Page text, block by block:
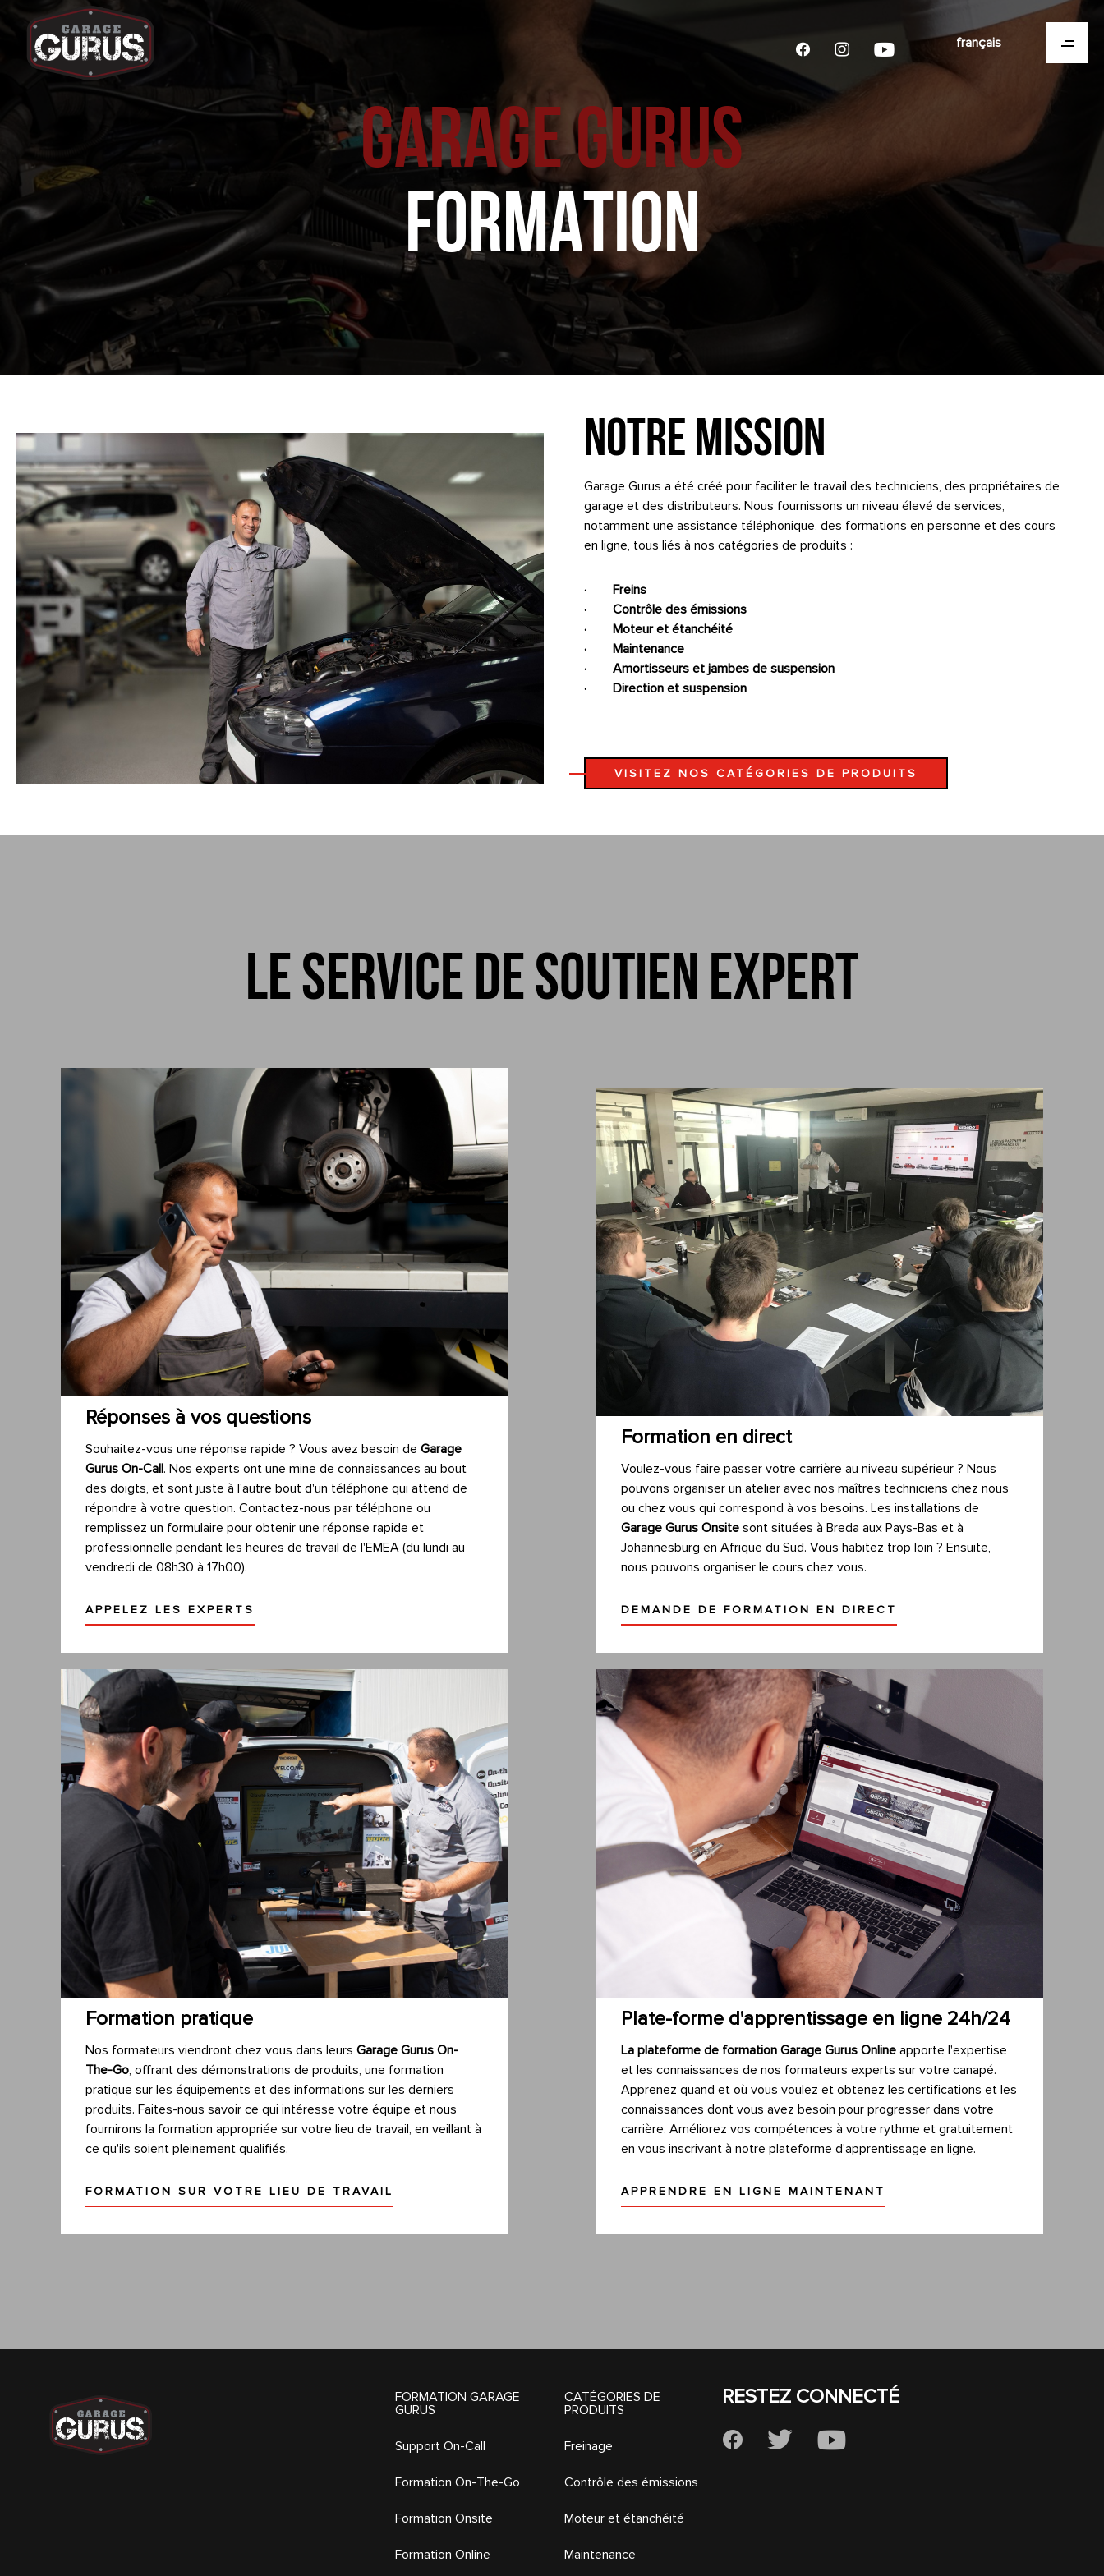
français
GARAGE GURUS
FORMATION
NOTRE MISSION
Garage Gurus a été créé pour faciliter le travail des techniciens, des propriétaires de
garage et des distributeurs. Nous fournissons un niveau élevé de services,
notamment une assistance téléphonique, des formations en personne et des cours
en ligne, tous liés à nos catégories de produits :
· Freins
· Contrôle des émissions
· Moteur et étanchéité
· Maintenance
· Amortisseurs et jambes de suspension
· Direction et suspension
VISITEZ NOS CATÉGORIES DE PRODUITS
Le service de soutien expert
Réponses à vos questions
Souhaitez-vous une réponse rapide ? Vous avez besoin deGarage
Gurus On-Call. Nos experts ont une mine de connaissances au bout
des doigts, et sont juste à l'autre bout d'un téléphone qui attend de
répondre à votre question. Contactez-nous par téléphone ou
remplissez un formulaire pour obtenir une réponse rapide et
professionnelle pendant les heures de travail de l'EMEA (du lundi au
vendredi de 08h30 à 17h00).
APPELEZ LES EXPERTS
Formation en direct
Voulez-vous faire passer votre carrière au niveau supérieur ? Nous
pouvons organiser un atelier avec nos maîtres techniciens chez nous
ou chez vous qui correspond à vos besoins. Les installations de
Garage Gurus Onsitesont situées à Breda aux Pays-Bas et à
Johannesburg en Afrique du Sud. Vous habitez trop loin ? Ensuite,
nous pouvons organiser le cours chez vous.
DEMANDE DE FORMATION EN DIRECT
Formation pratique
Nos formateurs viendront chez vous dans leursGarage Gurus On-
The-Go, offrant des démonstrations de produits, une formation
pratique sur les équipements et des informations sur les derniers
produits. Faites-nous savoir ce qui intéresse votre équipe et nous
fournirons la formation appropriée sur votre lieu de travail, en veillant à
ce qu'ils soient pleinement qualifiés.
FORMATION SUR VOTRE LIEU DE TRAVAIL
Plate-forme d'apprentissage en ligne 24h/24
La plateforme de formation Garage Gurus Online apporte l'expertise
et les connaissances de nos formateurs experts sur votre canapé.
Apprenez quand et où vous voulez et obtenez les certifications et les
connaissances dont vous avez besoin pour progresser dans votre
carrière. Améliorez vos compétences à votre rythme et gratuitement
en vous inscrivant à notre plateforme d'apprentissage en ligne.
APPRENDRE EN LIGNE MAINTENANT
FORMATION GARAGE
GURUS
Support On-Call
Formation On-The-Go
Formation Onsite
Formation Online
CATÉGORIES DE
PRODUITS
Freinage
Contrôle des émissions
Moteur et étanchéité
Maintenance
RESTEZ CONNECTÉ